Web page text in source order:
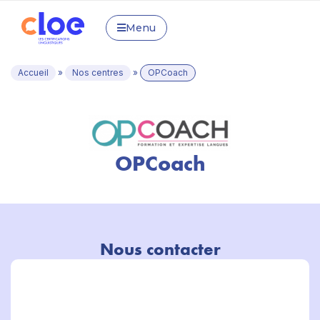
Menu
Accueil » Nos centres » OPCoach
OPCoach
Nous contacter